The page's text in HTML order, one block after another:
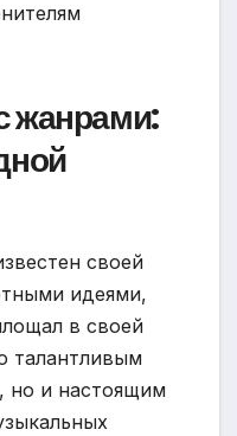
жанрами:
своей
идеями,
в своей
талантливым
но и настоящим